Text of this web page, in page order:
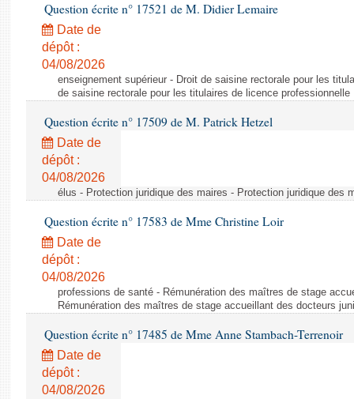
Budget et sécurité sociale
Questions écrites et orales
Comptes rendus des débats
Question écrite n° 17521 de M. Didier Lemaire
Date de
dépôt :
04/08/2026
enseignement supérieur - Droit de saisine rectorale pour les
de saisine rectorale pour les titulaires de licence professionnelle
Question écrite n° 17509 de M. Patrick Hetzel
Date de
dépôt :
04/08/2026
élus - Protection juridique des maires - Protection juridique des
Question écrite n° 17583 de Mme Christine Loir
Date de
dépôt :
04/08/2026
professions de santé - Rémunération des maîtres de stage
Rémunération des maîtres de stage accueillant des docteurs
Question écrite n° 17485 de Mme Anne Stambach-Terrenoir
Date de
dépôt :
04/08/2026